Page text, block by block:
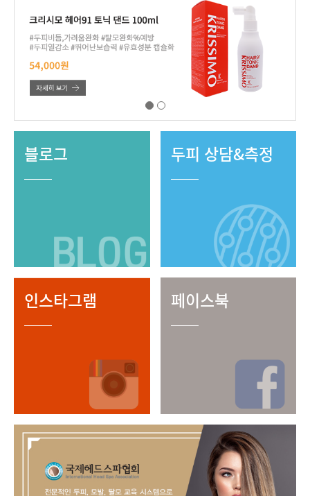
블로그 두피 상담&측정
인스타그램 페이스북